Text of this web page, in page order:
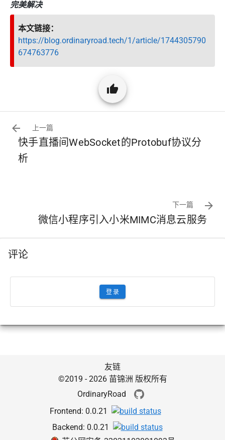
完美解决
本文链接：
https://blog.ordinaryroad.tech/1/article/1744305790
674763776
上一篇
快手直播间WebSocket的Protobuf协议分
析
下一篇
微信小程序引入小米MIMC消息云服务
评论
登录
友链
©2019 - 2026 苗锦洲 版权所有
OrdinaryRoad
Frontend: 0.0.21
Backend: 0.0.21